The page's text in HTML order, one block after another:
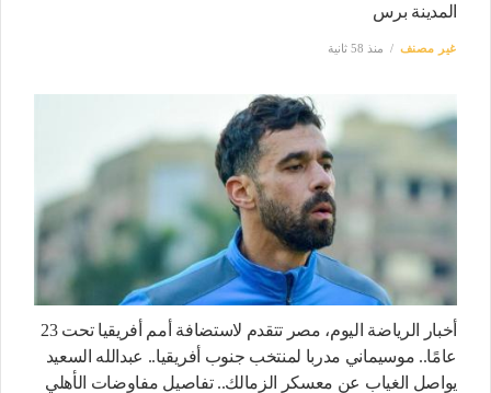
المدينة برس
غير مصنف منذ 58 ثانية
أخبار الرياضة اليوم، مصر تتقدم لاستضافة أمم أفريقيا تحت 23
عامًا.. موسيماني مدربا لمنتخب جنوب أفريقيا.. عبدالله السعيد
يواصل الغياب عن معسكر الزمالك.. تفاصيل مفاوضات الأهلي